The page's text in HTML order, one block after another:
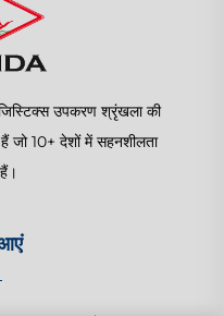
उपकरण श्रृंखला की
जो 10+ देशों में सहनशीलता